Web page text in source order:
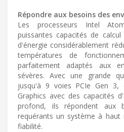
Répondre aux besoins des
Les processeurs Intel
puissantes capacités de
d'énergie considérablement
températures de
parfaitement adaptés aux
sévères. Avec une grande
jusqu'à 9 voies PCIe Gen 3,
Graphics avec des capacités
profond, ils répondent aux
requérants un système à haut
fiabilité.